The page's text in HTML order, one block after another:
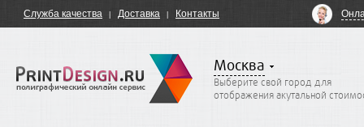
Служба качества Доставка Контакты
Москва
Выберите свой город для
отображения акутальной